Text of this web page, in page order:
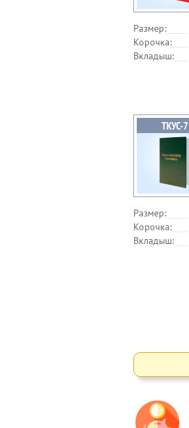
Размер:
Корочка:
Вкладыш:
Размер:
Корочка:
Вкладыш: